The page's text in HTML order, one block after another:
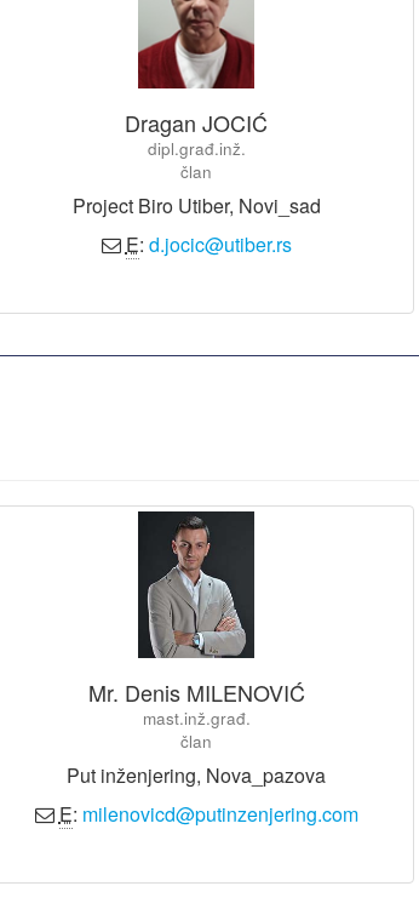
Dragan JOCIĆ
dipl.građ.inž.
član
Project Biro Utiber, Novi_sad
E: d.jocic@utiber.rs
Mr. Denis MILENOVIĆ
mast.inž.građ.
član
Put inženjering, Nova_pazova
E: milenovicd@putinzenjering.com